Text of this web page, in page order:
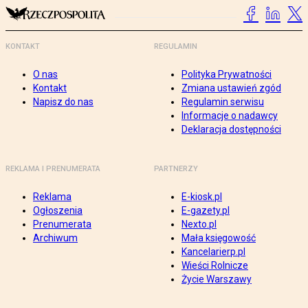
KONTAKT
O nas
Kontakt
Napisz do nas
REGULAMIN
Polityka Prywatności
Zmiana ustawień zgód
Regulamin serwisu
Informacje o nadawcy
Deklaracja dostępności
REKLAMA I PRENUMERATA
Reklama
Ogłoszenia
Prenumerata
Archiwum
PARTNERZY
E-kiosk.pl
E-gazety.pl
Nexto.pl
Mała księgowość
Kancelarierp.pl
Wieści Rolnicze
Życie Warszawy